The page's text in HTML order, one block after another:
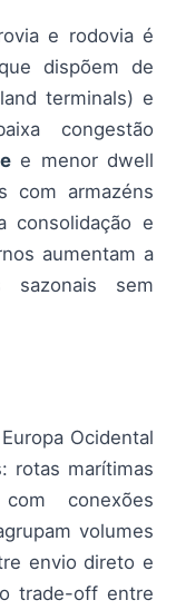
e rodovia é
dispõem de
terminals) e
congestão
e menor dwell
com armazéns
consolidação e
aumentam a
sazonais sem
Ocidental
rotas marítimas
conexões
volumes
envio direto e
trade-off entre